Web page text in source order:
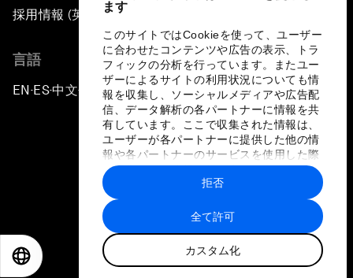
ます
このサイトではCookieを使って、ユーザー
に合わせたコンテンツや広告の表示、トラ
フィックの分析を行っています。またユー
ザーによるサイトの利用状況についても情
報を収集し、ソーシャルメディアや広告配
信、データ解析の各パートナーに情報を共
有しています。ここで収集された情報は、
ユーザーが各パートナーに提供した他の情
報や各パートナーのサービスを使用した際
に収集された情報と組み合わされ、各パー
トナーによって使用されることがありま
す。
全て許可
カスタム化
拒否
採用情報 (英語のみ)
言語
EN ▪ ES▪中文▪ 日本語
プライバシーポリシーと利用規約
サイトマップ
©
世界経済フォーラム